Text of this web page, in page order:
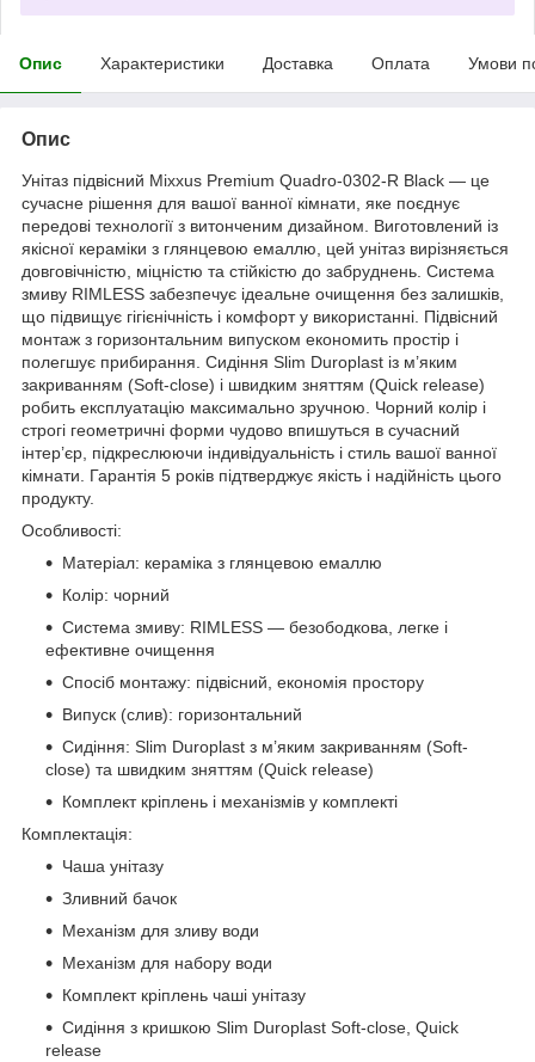
Опис Характеристики Доставка Оплата Умови
Опис
Унітаз підвісний Mixxus Premium Quadro-0302-R Black — це
сучасне рішення для вашої ванної кімнати, яке поєднує
передові технології з витонченим дизайном. Виготовлений із
якісної кераміки з глянцевою емаллю, цей унітаз вирізняється
довговічністю, міцністю та стійкістю до забруднень. Система
змиву RIMLESS забезпечує ідеальне очищення без залишків,
що підвищує гігієнічність і комфорт у використанні. Підвісний
монтаж з горизонтальним випуском економить простір і
полегшує прибирання. Сидіння Slim Duroplast із м’яким
закриванням (Soft-close) і швидким зняттям (Quick release)
робить експлуатацію максимально зручною. Чорний колір і
строгі геометричні форми чудово впишуться в сучасний
інтер’єр, підкреслюючи індивідуальність і стиль вашої ванної
кімнати. Гарантія 5 років підтверджує якість і надійність цього
продукту.
Особливості:
Матеріал: кераміка з глянцевою емаллю
Колір: чорний
Система змиву: RIMLESS — безободкова, легке і
ефективне очищення
Спосіб монтажу: підвісний, економія простору
Випуск (слив): горизонтальний
Сидіння: Slim Duroplast з м’яким закриванням (Soft-
close) та швидким зняттям (Quick release)
Комплект кріплень і механізмів у комплекті
Комплектація:
Чаша унітазу
Зливний бачок
Механізм для зливу води
Механізм для набору води
Комплект кріплень чаші унітазу
Сидіння з кришкою Slim Duroplast Soft-close, Quick
release